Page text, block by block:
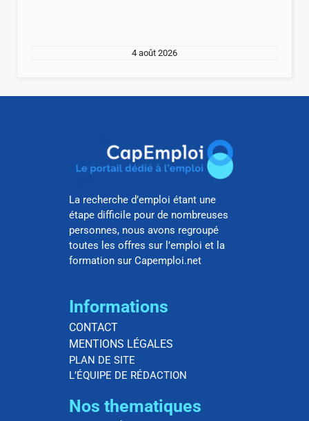
4 août 2026
La recherche d’emploi étant une
étape difficile pour de nombreuses
personnes, nous avons regroupé
toutes les offres sur l’emploi et la
formation sur Capemploi.net
Informations
CONTACT
MENTIONS LÉGALES
PLAN DE SITE
L’ÉQUIPE DE RÉDACTION
Nos thematiques